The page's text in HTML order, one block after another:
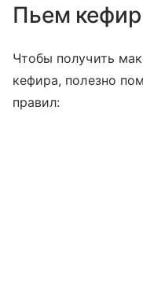
Пьем
Чтобы получить
кефира, полезно
правил: